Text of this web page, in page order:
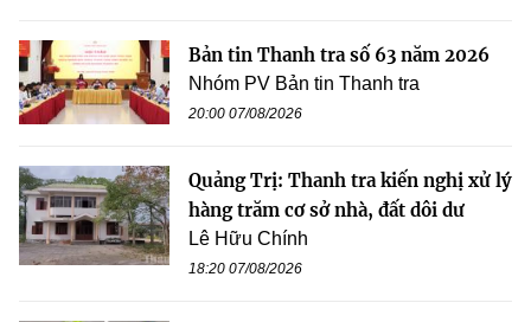
Bản tin Thanh tra số 63 năm 2026
Nhóm PV Bản tin Thanh tra
20:00 07/08/2026
Quảng Trị: Thanh tra kiến nghị xử lý
hàng trăm cơ sở nhà, đất dôi dư
Lê Hữu Chính
18:20 07/08/2026